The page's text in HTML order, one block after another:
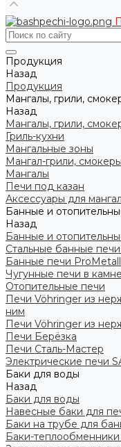
Продукция
Назад
Продукция
Мангалы, грили,
Назад
Мангалы, грили,
Гриль-кухни
Мангальные зоны
Мангал-грили, смокеры
Мангалы
Печи под казан
Аксессуары для
Банные и
Назад
Банные и
Стальные банные
Банные печи
Чугунные печи в
Отопительные печи
Печи Vöhringer из
ним
Печи Vöhringer из
Печи Берёзка
Печи Сталь-Мастер
Электрические печи
Баки для воды
Назад
Баки для воды
Навесные баки для
Баки на трубе для
Баки-